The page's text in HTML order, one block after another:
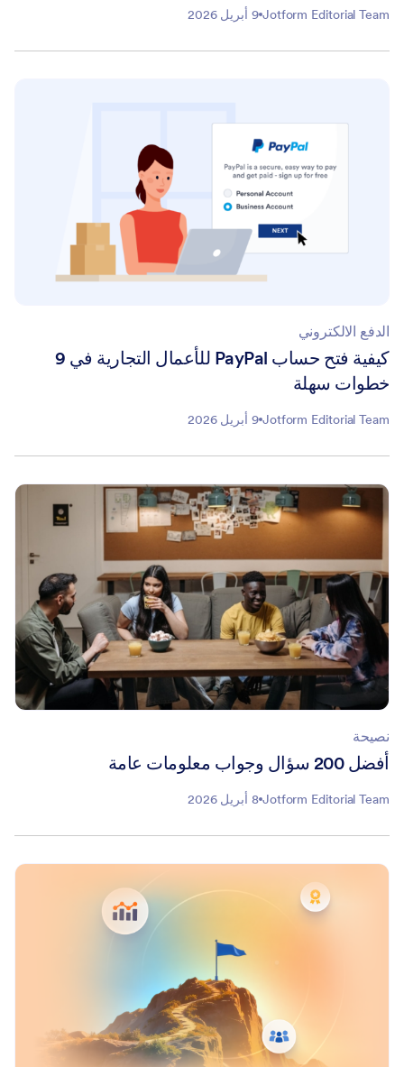
Jotform Editorial Team 9 أبريل 2026
الدفع الالكتروني
كيفية فتح حساب PayPal للأعمال التجارية في 9
خطوات سهلة
Jotform Editorial Team 9 أبريل 2026
نصيحة
أفضل 200 سؤال وجواب معلومات عامة
Jotform Editorial Team 8 أبريل 2026